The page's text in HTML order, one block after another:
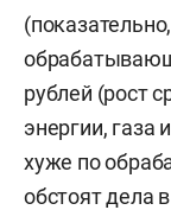
рублей (рост
энергии, газа
хуже по
обстоят дела